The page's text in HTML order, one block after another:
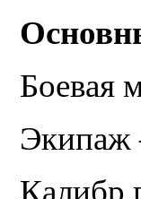
Боевая
Экипаж
Калибр